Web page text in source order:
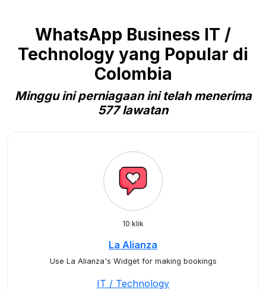
WhatsApp Business IT /
Technology yang Popular di
Colombia
Minggu ini perniagaan ini telah menerima
577 lawatan
10 klik
La Alianza
Use La Alianza's Widget for making bookings
IT / Technology